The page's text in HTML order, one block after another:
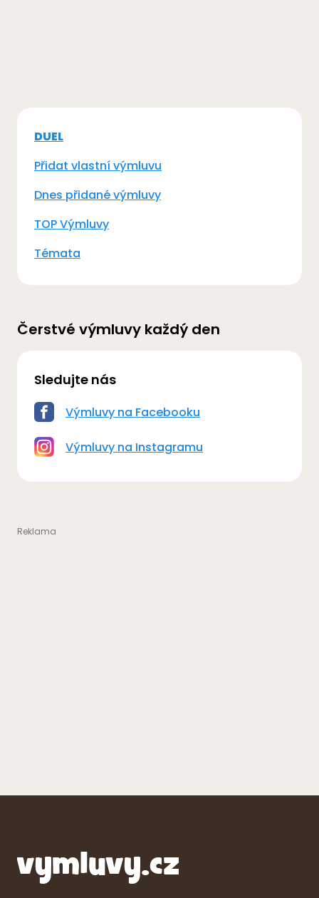
DUEL
Přidat vlastní výmluvu
Dnes přidané výmluvy
TOP Výmluvy
Témata
Čerstvé výmluvy každý den
Sledujte nás
Výmluvy na Facebooku
Výmluvy na Instagramu